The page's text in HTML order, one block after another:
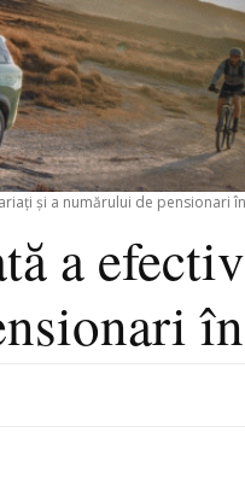
și a numărului de pensionari
a